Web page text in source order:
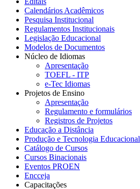
Calendários Acadêmicos
Pesquisa Institucional
Regulamentos Institucionais
Legislação Educacional
Modelos de Documentos
Núcleo de Idiomas
Apresentação
TOEFL - ITP
e-Tec Idiomas
Projetos de Ensino
Apresentação
Regulamento e formulários
Registros de Projetos
Educação a Distância
Produção e Tecnologia Educacional
Catálogo de Cursos
Cursos Binacionais
Eventos PROEN
Encceja
Capacitações